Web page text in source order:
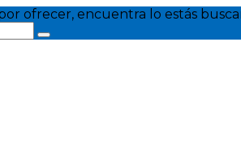
ofrecer, encuentra lo estás